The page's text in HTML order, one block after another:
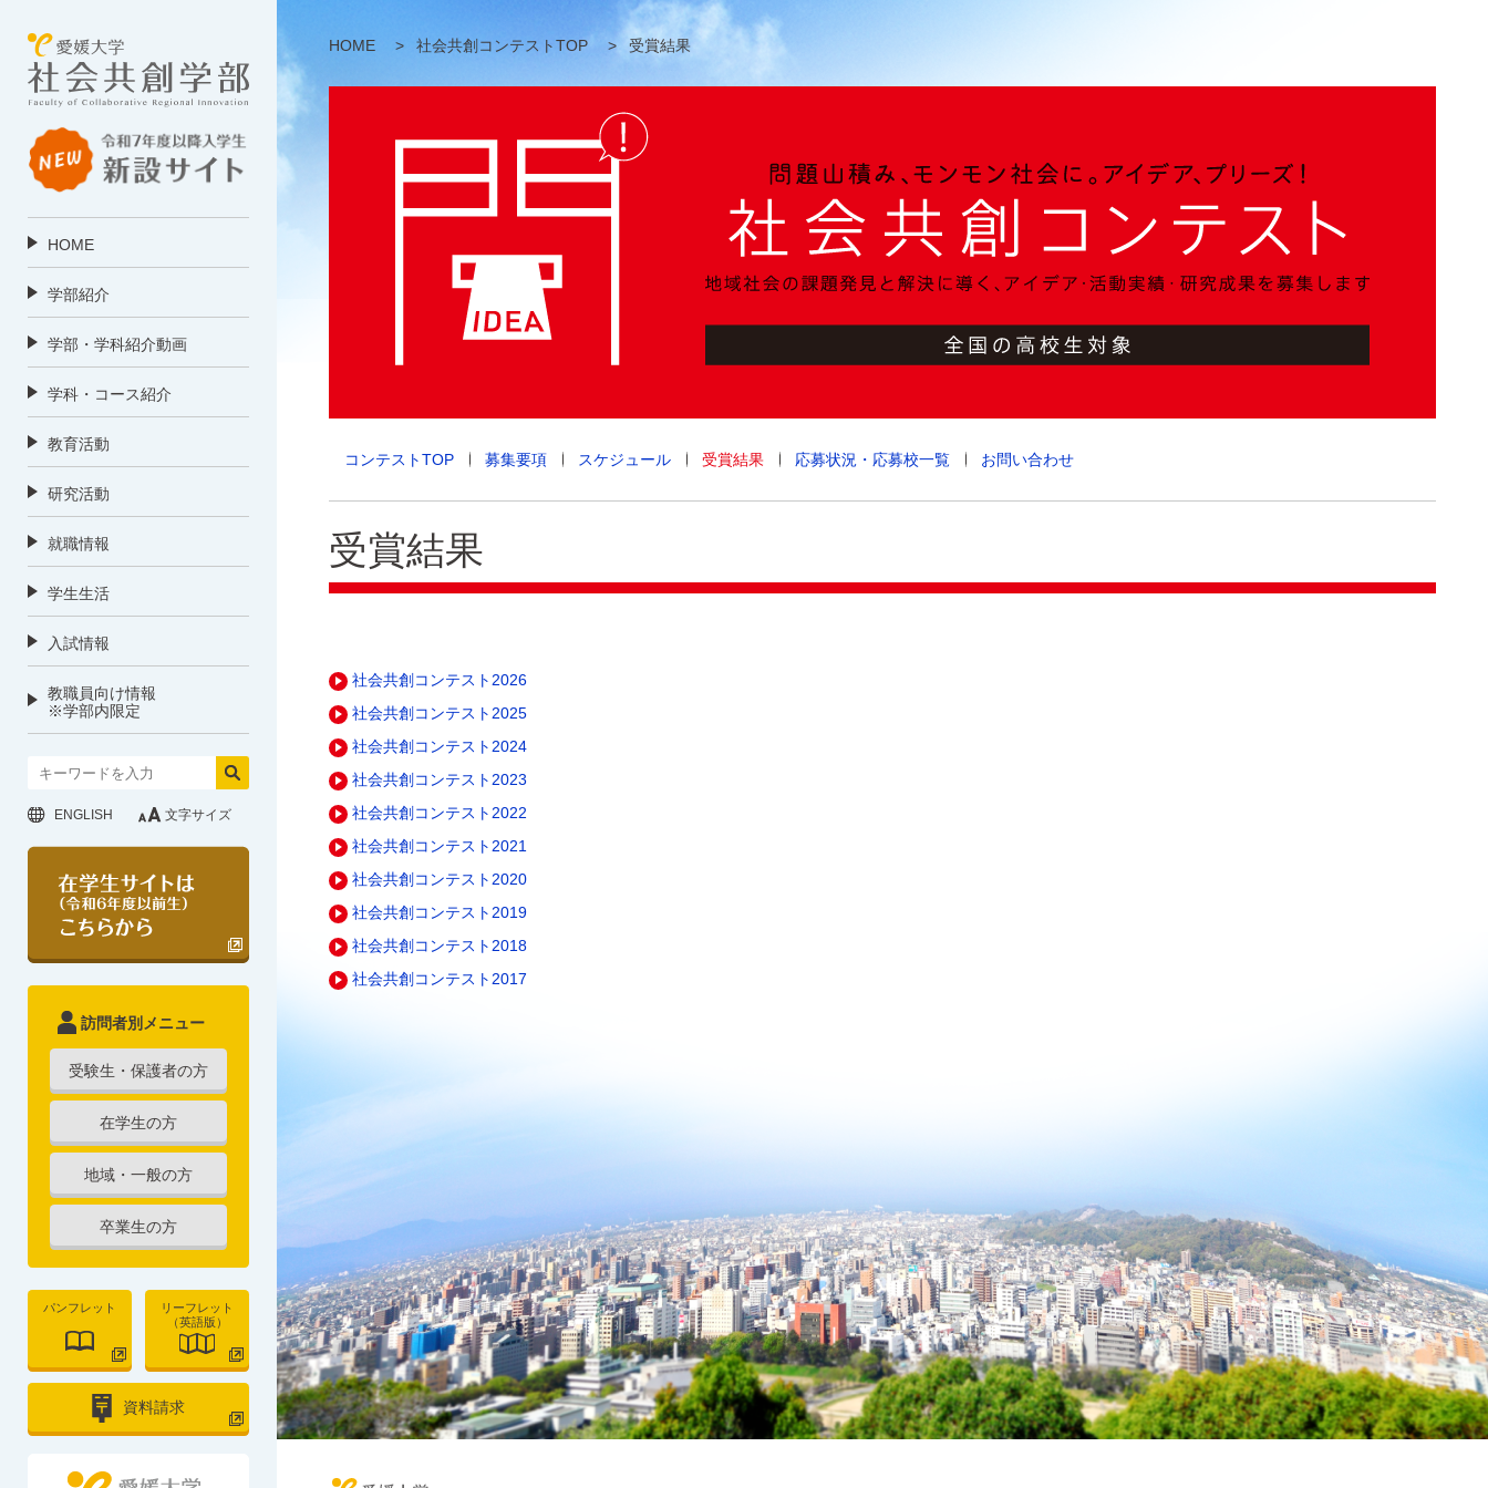
HOME
学部紹介
学部・学科紹介動画
学科・コース紹介
教育活動
研究活動
就職情報
学生生活
入試情報
教職員向け情報
※学部内限定
ENGLISH 文字サイズ
訪問者別メニュー
受験生・保護者の方
在学生の方
地域・一般の方
卒業生の方
パンフレット
リーフレット
（英語版）
資料請求
HOME > 社会共創コンテストTOP > 受賞結果
コンテストTOP 募集要項 スケジュール 受賞結果 応募状況・応募校一覧 お問い合わせ
受賞結果
社会共創コンテスト2026
社会共創コンテスト2025
社会共創コンテスト2024
社会共創コンテスト2023
社会共創コンテスト2022
社会共創コンテスト2021
社会共創コンテスト2020
社会共創コンテスト2019
社会共創コンテスト2018
社会共創コンテスト2017